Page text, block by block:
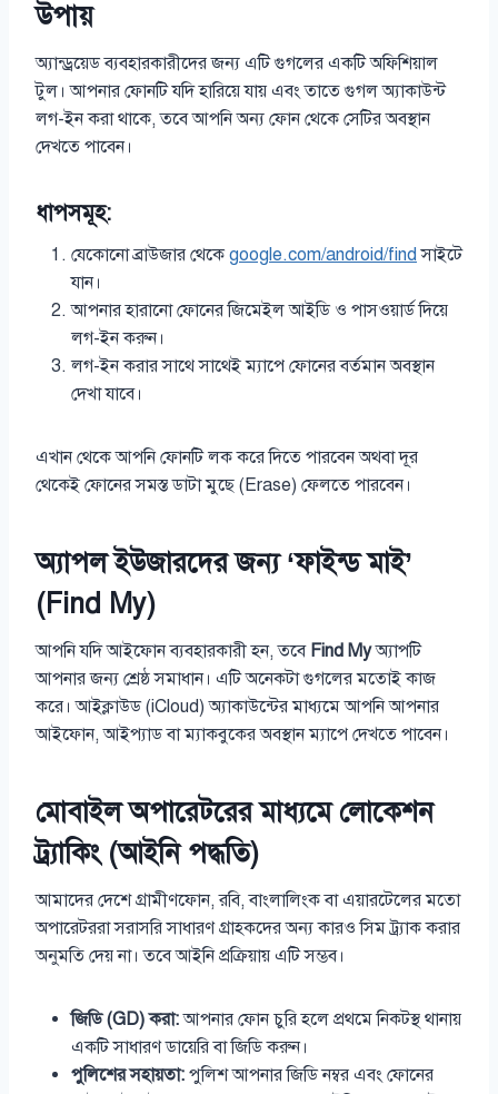
উপায়
অ্যান্ড্রয়েড ব্যবহারকারীদের জন্য এটি গুগলের একটি অফিশিয়াল
টুল। আপনার ফোনটি যদি হারিয়ে যায় এবং তাতে গুগল অ্যাকাউন্ট
লগ-ইন করা থাকে, তবে আপনি অন্য ফোন থেকে সেটির অবস্থান
দেখতে পাবেন।
ধাপসমূহ:
যেকোনো ব্রাউজার থেকেgoogle.com/android/find সাইটে
যান।
আপনার হারানো ফোনের জিমেইল আইডি ও পাসওয়ার্ড দিয়ে
লগ-ইন করুন।
লগ-ইন করার সাথে সাথেই ম্যাপে ফোনের বর্তমান অবস্থান
দেখা যাবে।
এখান থেকে আপনি ফোনটি লক করে দিতে পারবেন অথবা দূর
থেকেই ফোনের সমস্ত ডাটা মুছে (Erase) ফেলতে পারবেন।
অ্যাপল ইউজারদের জন্য ‘ফাইন্ড মাই’
(Find My)
আপনি যদি আইফোন ব্যবহারকারী হন, তবে Find Myঅ্যাপটি
আপনার জন্য শ্রেষ্ঠ সমাধান। এটি অনেকটা গুগলের মতোই কাজ
করে। আইক্লাউড (iCloud) অ্যাকাউন্টের মাধ্যমে আপনি আপনার
আইফোন, আইপ্যাড বা ম্যাকবুকের অবস্থান ম্যাপে দেখতে পাবেন।
মোবাইল অপারেটরের মাধ্যমে লোকেশন
ট্র্যাকিং (আইনি পদ্ধতি)
আমাদের দেশে গ্রামীণফোন, রবি, বাংলালিংক বা এয়ারটেলের মতো
অপারেটররা সরাসরি সাধারণ গ্রাহকদের অন্য কারও সিম ট্র্যাক করার
অনুমতি দেয় না। তবে আইনি প্রক্রিয়ায় এটি সম্ভব।
জিডি (GD) করা:আপনার ফোন চুরি হলে প্রথমে নিকটস্থ থানায়
একটি সাধারণ ডায়েরি বা জিডি করুন।
পুলিশের সহায়তা: পুলিশ আপনার জিডি নম্বর এবং ফোনের